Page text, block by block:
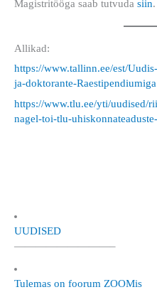
UUDISED
—————————–
Tulemas on foorum ZOOMis
Magistritööga saab tutvuda siin.
Allikad:
https://www.tallinn.ee/est/
ja-doktorante-Raestipendiumiga
https://www.tlu.ee/yti/uudised/
nagel-toi-tlu-